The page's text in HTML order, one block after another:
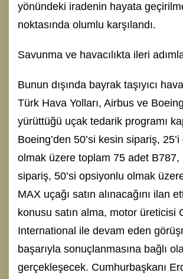
yönündeki iradenin hayata
noktasında olumlu karşılandı.
Savunma ve havacılıkta ileri
Bunun dışında bayrak taşıyıcı
Türk Hava Yolları, Airbus ve
yürüttüğü uçak tedarik programı
Boeing’den 50’si kesin sipariş,
olmak üzere toplam 75 adet B787,
sipariş, 50’si opsiyonlu olmak
MAX uçağı satın alınacağını ilan
konusu satın alma, motor üreticisi
International ile devam eden
başarıyla sonuçlanmasına bağlı
gerçekleşecek. Cumhurbaşkanı